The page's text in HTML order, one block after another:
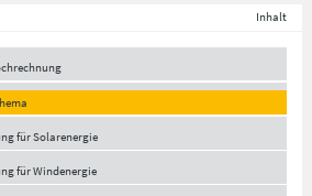
Inhalt
für Solarenergie
für Windenergie